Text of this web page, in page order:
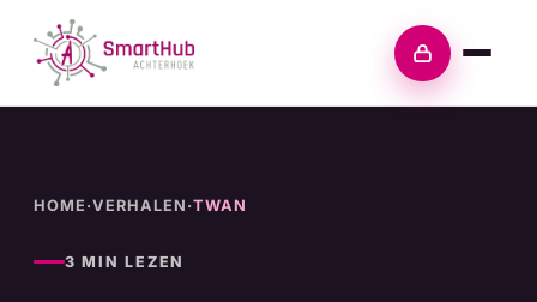
content
Inloggen
HOME ·VERHALEN ·TWAN
3 MIN LEZEN